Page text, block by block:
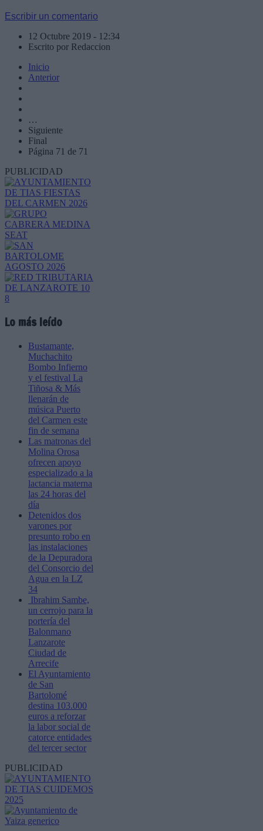
Escribir un comentario
12 Octubre 2019 - 12:34
Escrito por Redaccion
Inicio
Anterior
…
Siguiente
Final
Página 71 de 71
PUBLICIDAD
Lo más leído
Bustamante,
Muchachito
Bombo Infierno
y el festival La
Tiñosa & Más
llenarán de
música Puerto
del Carmen este
fin de semana
Las matronas del
Molina Orosa
ofrecen apoyo
especializado a la
lactancia materna
las 24 horas del
día
Detenidos dos
varones por
presunto robo en
las instalaciones
de la Depuradora
del Consorcio del
Agua en la LZ
34
Ibrahim Sambe,
un cerrojo para la
portería del
Balonmano
Lanzarote
Ciudad de
Arrecife
El Ayuntamiento
de San
Bartolomé
destina 103.000
euros a reforzar
la labor social de
catorce entidades
del tercer sector
PUBLICIDAD